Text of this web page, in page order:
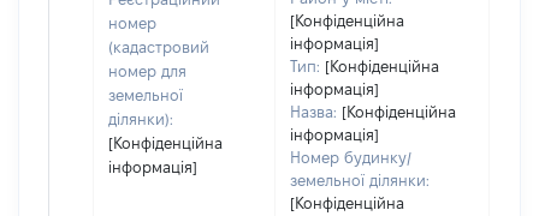
номер
(кадастровий
номер для
земельної
ділянки):
[Конфіденційна
інформація]
[Конфіденційна
інформація]
Тип: [Конфіденційна
інформація]
Назва: [Конфіденційна
інформація]
Номер будинку/
земельної ділянки:
[Конфіденційна